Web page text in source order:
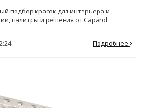
подбор красок для интерьера и
палитры и решения от Caparol
Подробнее